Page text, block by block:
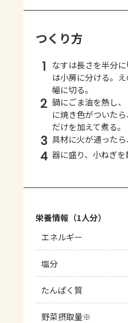
つくり方
1 なすは長さを半分
は小房に分ける。
幅に切る。
2 鍋にごま油を熱し
に焼き色がついたら、
だけを加えて煮る。
3 具材に火が通ったら
4 器に盛り、小ねぎを
栄養情報（1人分）
エネルギー
塩分
たんぱく質
野菜摂取量※